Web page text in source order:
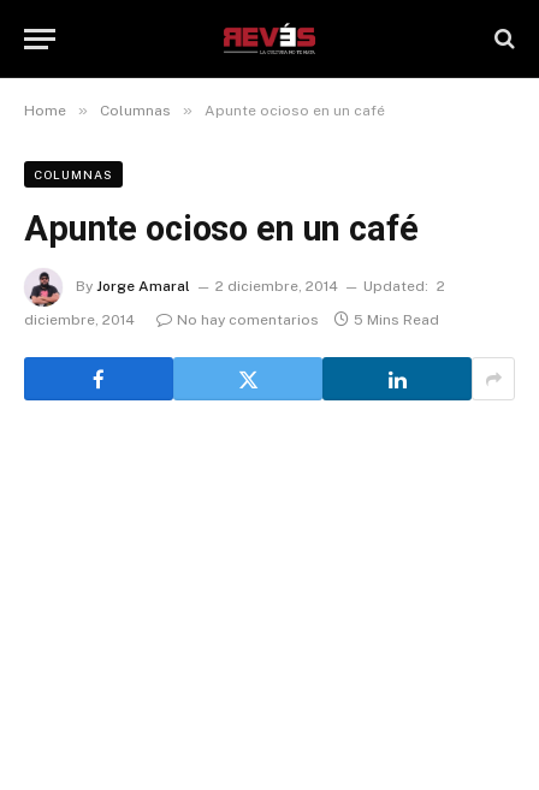
Home » Columnas » Apunte ocioso en un café
COLUMNAS
Apunte ocioso en un café
By Jorge Amaral 2 diciembre, 2014 Updated: 2
diciembre, 2014
No hay comentarios 5 Mins Read